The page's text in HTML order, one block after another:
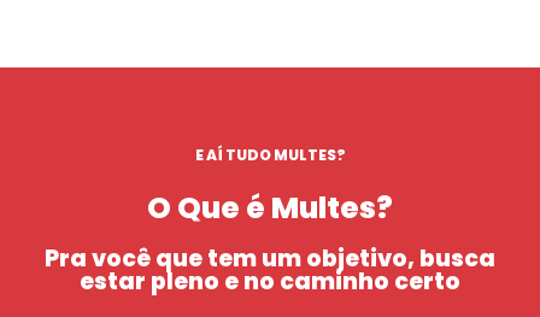
E AÍ TUDO MULTES?
O Que é Multes?
Pra você que tem um objetivo, busca
estar pleno e no caminho certo